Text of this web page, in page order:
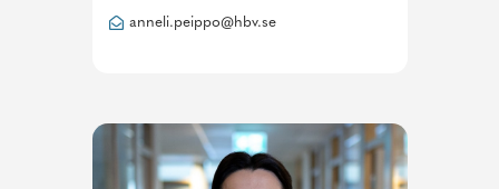
anneli.peippo@hbv.se